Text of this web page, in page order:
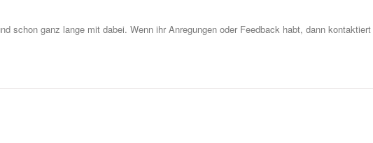
schon ganz lange mit dabei. Wenn ihr Anregungen oder Feedback habt, dann